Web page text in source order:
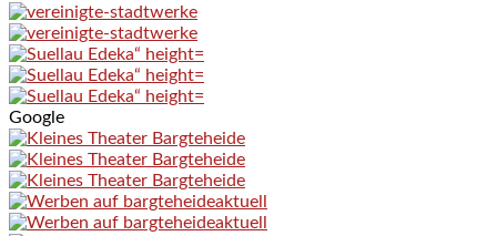
Google